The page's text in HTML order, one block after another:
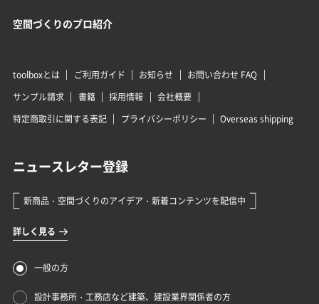
空間づくりのプロ紹介
toolboxとは ご利用ガイド お知らせ
お問い合わせ FAQ
サンプル請求
書籍 採用情報
会社概要
特定商取引に関する表記
プライバシーポリシー Overseas shipping